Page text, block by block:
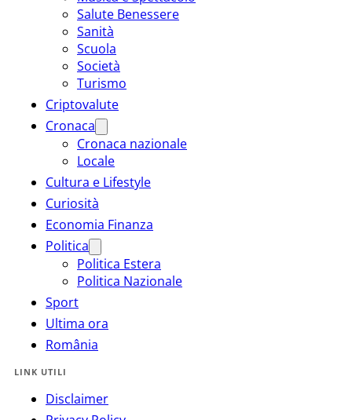
Salute Benessere
Sanità
Scuola
Società
Turismo
Criptovalute
Cronaca
Cronaca nazionale
Locale
Cultura e Lifestyle
Curiosità
Economia Finanza
Politica
Politica Estera
Politica Nazionale
Sport
Ultima ora
România
LINK UTILI
Disclaimer